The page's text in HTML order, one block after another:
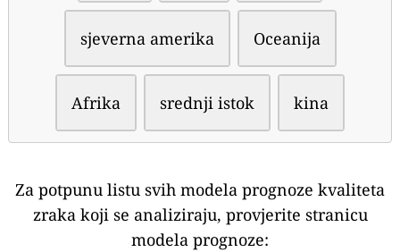
sjeverna amerika Oceanija
Afrika srednji istok kina
Za potpunu listu svih modela prognoze kvaliteta
zraka koji se analiziraju, provjerite stranicu
modela prognoze: